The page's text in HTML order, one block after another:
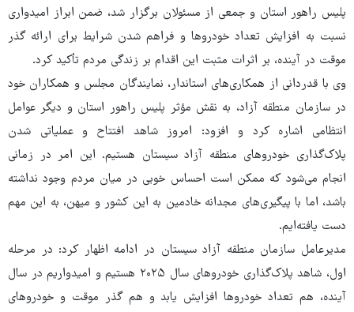
پلیس راهور استان و جمعی از مسئولان برگزار شد، ضمن ابراز امیدواری
نسبت به افزایش تعداد خودروها و فراهم شدن شرایط برای ارائه گذر
موقت در آینده، بر اثرات مثبت این اقدام بر زندگی مردم تأکید کرد.
وی با قدردانی از همکاری‌های استاندار، نمایندگان مجلس و همکاران خود
در سازمان منطقه آزاد، به نقش مؤثر پلیس راهور استان و دیگر عوامل
انتظامی اشاره کرد و افزود: امروز شاهد افتتاح و عملیاتی شدن
پلاک‌گذاری خودروهای منطقه آزاد سیستان هستیم. این امر در زمانی
انجام می‌شود که ممکن است احساس خوبی در میان مردم وجود نداشته
باشد، اما با پیگیری‌های مجدانه خادمین به این کشور و میهن، به این مهم
دست یافته‌ایم.
مدیرعامل سازمان منطقه آزاد سیستان در ادامه اظهار کرد: در مرحله
اول، شاهد پلاک‌گذاری خودروهای سال ۲۰۲۵ هستیم و امیدواریم در سال
آینده، هم تعداد خودروها افزایش یابد و هم گذر موقت و خودروهای